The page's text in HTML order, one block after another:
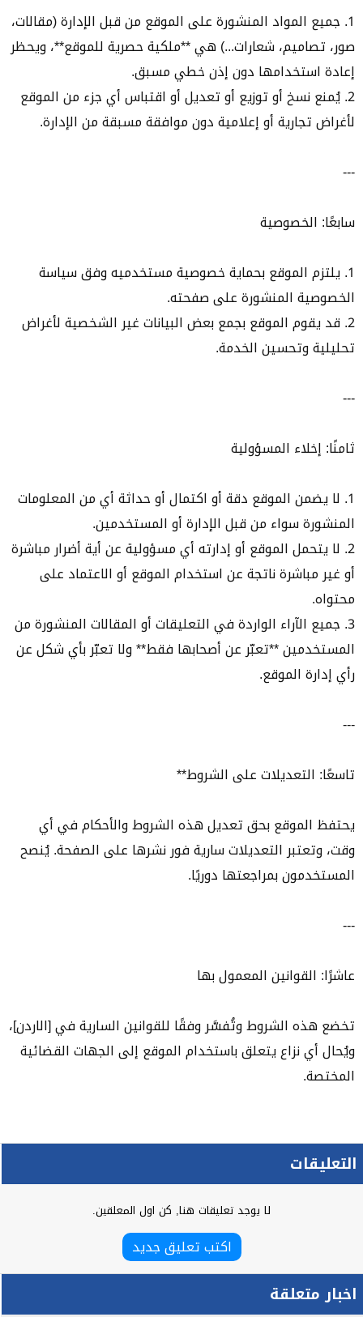
1. جميع المواد المنشورة على الموقع من قبل الإدارة (مقالات،
صور، تصاميم، شعارات...) هي **ملكية حصرية للموقع**، ويحظر
إعادة استخدامها دون إذن خطي مسبق.
2. يُمنع نسخ أو توزيع أو تعديل أو اقتباس أي جزء من الموقع
لأغراض تجارية أو إعلامية دون موافقة مسبقة من الإدارة.
---
سابعًا: الخصوصية
1. يلتزم الموقع بحماية خصوصية مستخدميه وفق سياسة
الخصوصية المنشورة على صفحته.
2. قد يقوم الموقع بجمع بعض البيانات غير الشخصية لأغراض
تحليلية وتحسين الخدمة.
---
ثامنًا: إخلاء المسؤولية
1. لا يضمن الموقع دقة أو اكتمال أو حداثة أي من المعلومات
المنشورة سواء من قبل الإدارة أو المستخدمين.
2. لا يتحمل الموقع أو إدارته أي مسؤولية عن أية أضرار مباشرة
أو غير مباشرة ناتجة عن استخدام الموقع أو الاعتماد على
محتواه.
3. جميع الآراء الواردة في التعليقات أو المقالات المنشورة من
المستخدمين **تعبّر عن أصحابها فقط** ولا تعبّر بأي شكل عن
رأي إدارة الموقع.
---
تاسعًا: التعديلات على الشروط**
يحتفظ الموقع بحق تعديل هذه الشروط والأحكام في أي
وقت، وتعتبر التعديلات سارية فور نشرها على الصفحة. يُنصح
المستخدمون بمراجعتها دوريًا.
---
عاشرًا: القوانين المعمول بها
تخضع هذه الشروط وتُفسَّر وفقًا للقوانين السارية في [الاردن]،
ويُحال أي نزاع يتعلق باستخدام الموقع إلى الجهات القضائية
المختصة.
التعليقات
لا يوجد تعليقات هنا, كن اول المعلقين.
اكتب تعليق جديد
اخبار متعلقة